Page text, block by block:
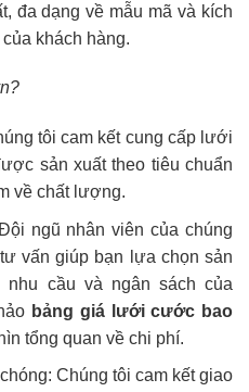
đa dạng về mẫu mã và kích
khách hàng.
tôi cam kết cung cấp lưới
sản xuất theo tiêu chuẩn
về chất lượng.
ngũ nhân viên của chúng
vấn giúp bạn lựa chọn sản
cầu và ngân sách của
bảng giá lưới cước bao
tổng quan về chi phí.
Chúng tôi cam kết giao